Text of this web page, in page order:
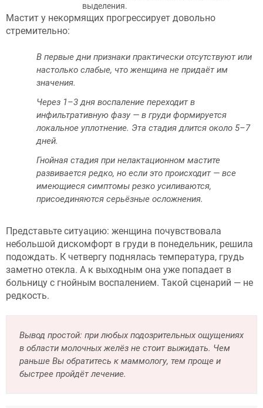
выделения.
Мастит у некормящих прогрессирует довольно
стремительно:
В первые дни признаки практически отсутствуют или
настолько слабые, что женщина не придаёт им
значения.
Через 1–3 дня воспаление переходит в
инфильтративную фазу — в груди формируется
локальное уплотнение. Эта стадия длится около 5–7
дней.
Гнойная стадия при нелактационном мастите
развивается редко, но если это происходит — все
имеющиеся симптомы резко усиливаются,
присоединяются серьёзные осложнения.
Представьте ситуацию: женщина почувствовала
небольшой дискомфорт в груди в понедельник, решила
подождать. К четвергу поднялась температура, грудь
заметно отекла. А к выходным она уже попадает в
больницу с гнойным воспалением. Такой сценарий — не
редкость.
Вывод простой: при любых подозрительных ощущениях
в области молочных желёз не стоит выжидать. Чем
раньше Вы обратитесь к маммологу, тем проще и
быстрее пройдёт лечение.